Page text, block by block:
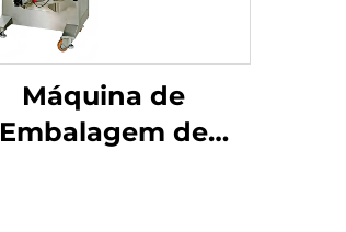
Máquina de
Embalagem de